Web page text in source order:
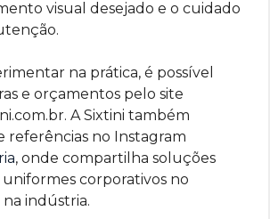
visual desejado e o cuidado
na prática, é possível
e orçamentos pelo site
A Sixtini também
referências no Instagram
, onde compartilha soluções
uniformes corporativos no
indústria.